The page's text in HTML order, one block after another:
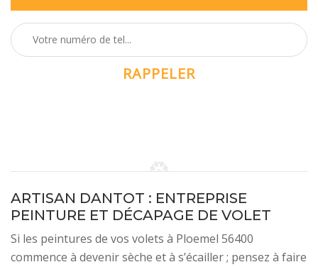
ARTISAN DANTOT : ENTREPRISE
PEINTURE ET DÉCAPAGE DE VOLET
Si les peintures de vos volets à Ploemel 56400
commence à devenir sèche et à s’écailler ; pensez à faire